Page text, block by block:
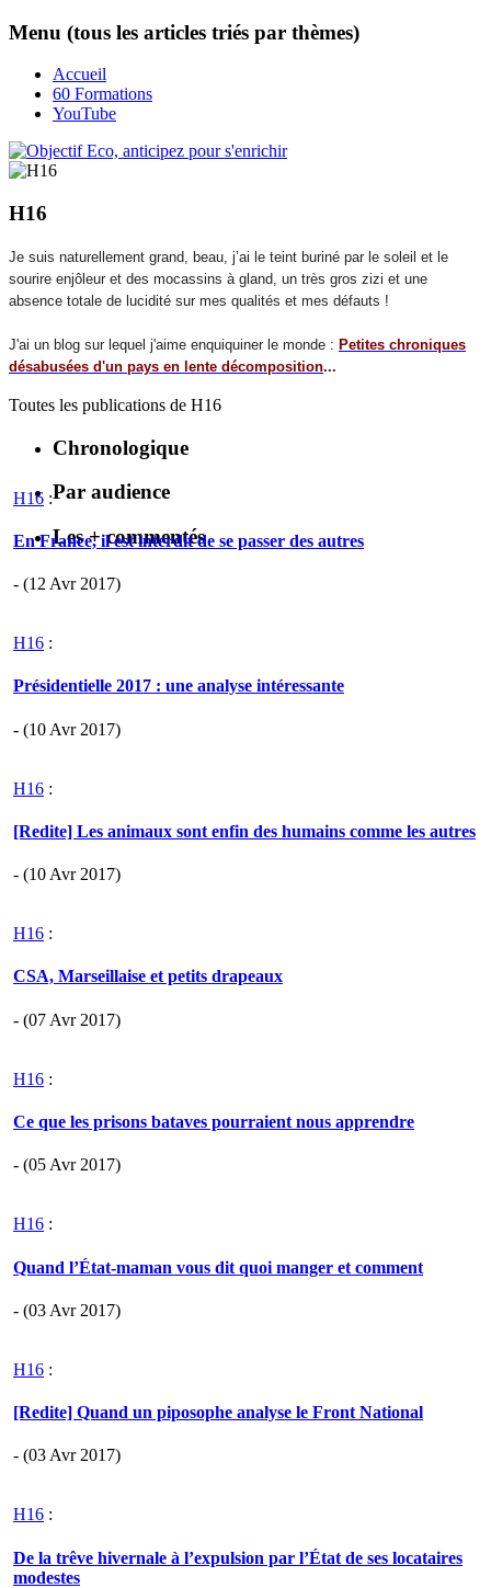
Menu (tous les articles triés par thèmes)
Accueil
60 Formations
YouTube
H16
Je suis naturellement grand, beau, j’ai le teint buriné par le soleil et le
sourire enjôleur et des mocassins à gland, un très gros zizi et une
absence totale de lucidité sur mes qualités et mes défauts !
J'ai un blog sur lequel j'aime enquiquiner le monde : Petites chroniques
désabusées d'un pays en lente décomposition...
Toutes les publications de H16
Chronologique
Par audience
Les + commentés
H16 :
En France, il est interdit de se passer des autres
- (12 Avr 2017)
H16 :
Présidentielle 2017 : une analyse intéressante
- (10 Avr 2017)
H16 :
[Redite] Les animaux sont enfin des humains comme les autres
- (10 Avr 2017)
H16 :
CSA, Marseillaise et petits drapeaux
- (07 Avr 2017)
H16 :
Ce que les prisons bataves pourraient nous apprendre
- (05 Avr 2017)
H16 :
Quand l’État-maman vous dit quoi manger et comment
- (03 Avr 2017)
H16 :
[Redite] Quand un piposophe analyse le Front National
- (03 Avr 2017)
H16 :
De la trêve hivernale à l’expulsion par l’État de ses locataires
modestes